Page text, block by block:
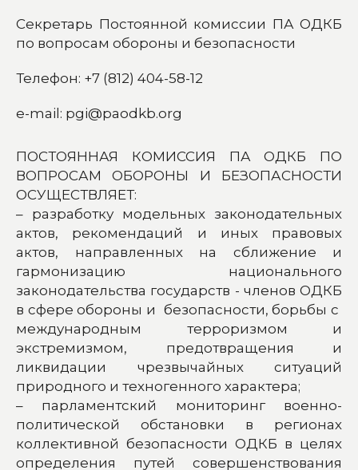
Секретарь Постоянной комиссии ПА ОДКБ
по вопросам обороны и безопасности
Телефон: +7 (812) 404-58-12
e-mail: pgi@paodkb.org
ПОСТОЯННАЯ КОМИССИЯ ПА ОДКБ ПО
ВОПРОСАМ ОБОРОНЫ И БЕЗОПАСНОСТИ
ОСУЩЕСТВЛЯЕТ:
– разработку модельных законодательных
актов, рекомендаций и иных правовых
актов, направленных на сближение и
гармонизацию национального
законодательства государств - членов ОДКБ
в сфере обороны и безопасности, борьбы с
международным терроризмом и
экстремизмом, предотвращения и
ликвидации чрезвычайных ситуаций
природного и техногенного характера;
– парламентский мониторинг военно-
политической обстановки в регионах
коллективной безопасности ОДКБ в целях
определения путей совершенствования